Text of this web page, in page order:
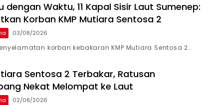
dengan Waktu, 11 Kapal Sisir Laut Sumenep:
Korban KMP Mutiara Sentosa 2
03/08/2026
korban kebakaran KMP Mutiara Sentosa 2…
Sentosa 2 Terbakar, Ratusan
Nekat Melompat ke Laut
02/08/2026